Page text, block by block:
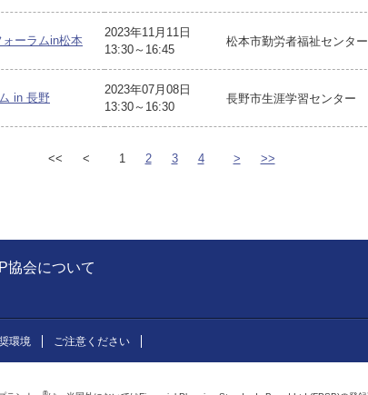
ーラムin松本
2023年11月11日
13:30～16:45
松本市勤労者福祉センター
in 長野
2023年07月08日
13:30～16:30
長野市生涯学習センター
<< < 1 2 3 4 > >>
協会について
環境 ご注意ください
®